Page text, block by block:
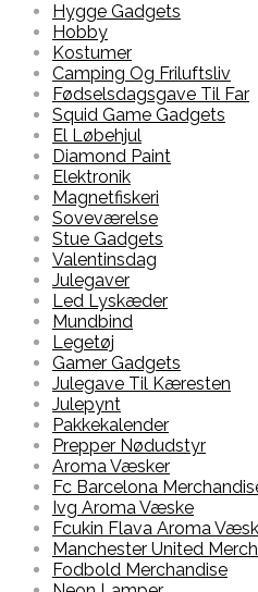
Hygge Gadgets
Hobby
Kostumer
Camping Og Friluftsliv
Fødselsdagsgave Til Far
Squid Game Gadgets
El Løbehjul
Diamond Paint
Elektronik
Magnetfiskeri
Soveværelse
Stue Gadgets
Valentinsdag
Julegaver
Led Lyskæder
Mundbind
Legetøj
Gamer Gadgets
Julegave Til Kæresten
Julepynt
Pakkekalender
Prepper Nødudstyr
Aroma Væsker
Fc Barcelona
Ivg Aroma Væske
Fcukin Flava Aroma
Manchester United
Fodbold Merchandise